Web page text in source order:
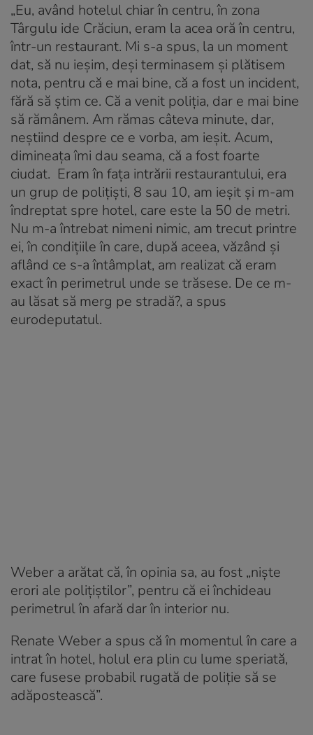
„Eu, având hotelul chiar în centru, în zona
Târgulu ide Crăciun, eram la acea oră în centru,
într-un restaurant. Mi s-a spus, la un moment
dat, să nu ieşim, deşi terminasem şi plătisem
nota, pentru că e mai bine, că a fost un incident,
fără să ştim ce. Că a venit poliţia, dar e mai bine
să rămânem. Am rămas câteva minute, dar,
neştiind despre ce e vorba, am ieşit. Acum,
dimineaţa îmi dau seama, că a fost foarte
ciudat. Eram în faţa intrării restaurantului, era
un grup de poliţişti, 8 sau 10, am ieşit şi m-am
îndreptat spre hotel, care este la 50 de metri.
Nu m-a întrebat nimeni nimic, am trecut printre
ei, în condiţiile în care, după aceea, văzând şi
aflând ce s-a întâmplat, am realizat că eram
exact în perimetrul unde se trăsese. De ce m-
au lăsat să merg pe stradă?, a spus
eurodeputatul.
Weber a arătat că, în opinia sa, au fost „nişte
erori ale poliţiştilor”, pentru că ei închideau
perimetrul în afară dar în interior nu.
Renate Weber a spus că în momentul în care a
intrat în hotel, holul era plin cu lume speriată,
care fusese probabil rugată de poliţie să se
adăpostească”.